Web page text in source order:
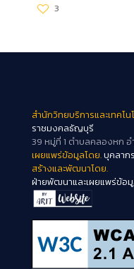
3
สำนักวิทยบริการและเทคโ
ราชมงคลธัญบุรี
39 หมู่ที่ 1 ตำบลคลองหก
เผยแพร่ข้อมูลโดย.บุคลาก
สร้างและพัฒนาโดย.
ฝ่ายพัฒนาและเผยแพร่ข้อมู